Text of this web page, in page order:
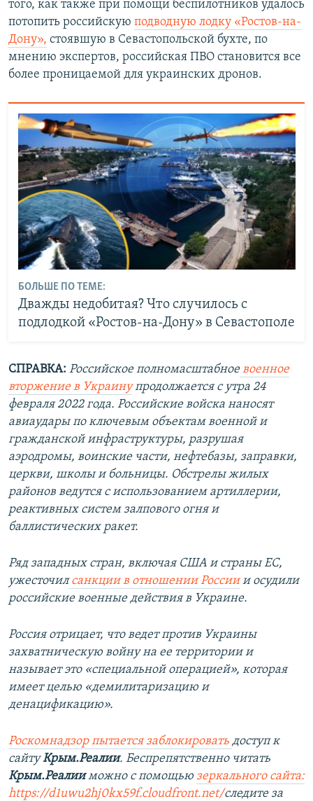
того, как также при помощи беспилотников удалось
потопить российскую подводную лодку «Ростов-на-
Дону», стоявшую в Севастопольской бухте, по
мнению экспертов, российская ПВО становится все
более проницаемой для украинских дронов.
БОЛЬШЕ ПО ТЕМЕ:
Дважды недобитая? Что случилось с
подлодкой «Ростов-на-Дону» в Севастополе
СПРАВКА: Российское полномасштабноевоенное
вторжение в Украинупродолжается с утра 24
февраля 2022 года. Российские войска наносят
авиаудары по ключевым объектам военной и
гражданской инфраструктуры, разрушая
аэродромы, воинские части, нефтебазы, заправки,
церкви, школы и больницы. Обстрелы жилых
районов ведутся с использованием артиллерии,
реактивных систем залпового огня и
баллистических ракет.
Ряд западных стран, включая США и страны ЕС,
ужесточилсанкции в отношении Россиии осудили
российские военные действия в Украине.
Россия отрицает, что ведет против Украины
захватническую войну на ее территории и
называет это «специальной операцией», которая
имеет целью «демилитаризацию и
денацификацию».
Роскомнадзор пытается заблокировать доступ к
сайтуКрым.Реалии. Беспрепятственно читать
Крым.Реалииможно с помощью зеркального сайта:
https://d1uwu2hj0kx59f.cloudfront.net/следите за